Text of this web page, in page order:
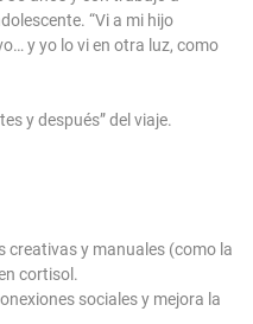
“Vi a mi hijo
y yo lo vi en otra luz, como
y después” del viaje.
creativas y manuales (como la
cortisol.
sociales y mejora la